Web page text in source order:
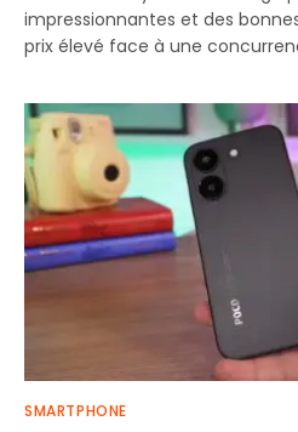
impressionnantes et des
prix élevé face à une
SMARTPHONE